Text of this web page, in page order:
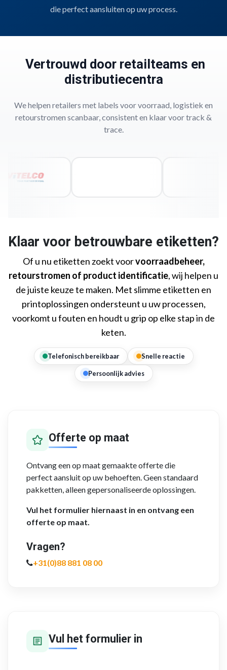
handmatig of automatisch.
die perfect aansluiten op uw process.
Vertrouwd door retailteams en
distributiecentra
We helpen retailers met labels voor voorraad, logistiek en
retourstromen scanbaar, consistent en klaar voor track &
trace.
Klaar voor betrouwbare etiketten?
Of u nu etiketten zoekt voorvoorraadbeheer,
retourstromen of product identificatie, wij helpen u
de juiste keuze te maken. Met slimme etiketten en
printoplossingen ondersteunt u uw processen,
voorkomt u fouten en houdt u grip op elke stap in de
keten.
Telefonisch bereikbaar Snelle reactie
Persoonlijk advies
Offerte op maat
Ontvang een op maat gemaakte offerte die
perfect aansluit op uw behoeften. Geen standaard
pakketten, alleen gepersonaliseerde oplossingen.
Vul het formulier hiernaast in en ontvang een
offerte op maat.
Vragen?
+31(0)88 881 08 00
Vul het formulier in